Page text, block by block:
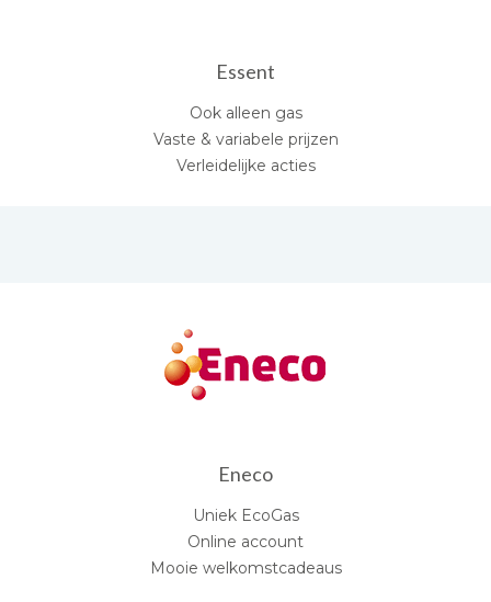
Essent
Ook alleen gas
Vaste & variabele prijzen
Verleidelijke acties
Eneco
Uniek EcoGas
Online account
Mooie welkomstcadeaus